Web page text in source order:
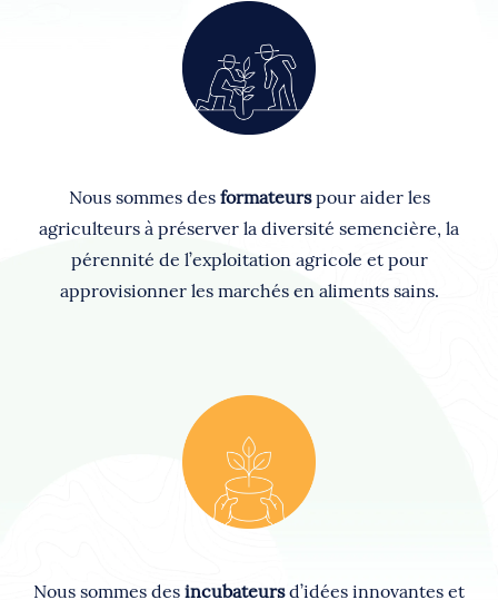
Nous sommes des formateurspour aider les
agriculteurs à préserver la diversité semencière, la
pérennité de l’exploitation agricole et pour
approvisionner les marchés en aliments sains.
Nous sommes des incubateursd’idées innovantes et